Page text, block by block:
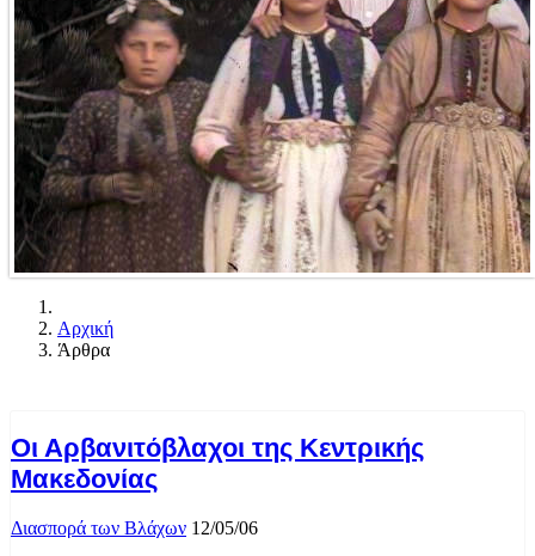
Αρχική
Άρθρα
Οι Αρβανιτόβλαχοι της Κεντρικής
Μακεδονίας
Διασπορά των Βλάχων 12/05/06